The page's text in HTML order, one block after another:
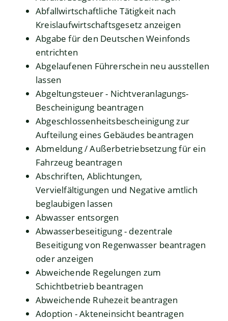
Abfallwirtschaftliche Tätigkeit nach
Kreislaufwirtschaftsgesetz anzeigen
Abgabe für den Deutschen Weinfonds
entrichten
Abgelaufenen Führerschein neu ausstellen
lassen
Abgeltungsteuer - Nichtveranlagungs-
Bescheinigung beantragen
Abgeschlossenheitsbescheinigung zur
Aufteilung eines Gebäudes beantragen
Abmeldung / Außerbetriebsetzung für ein
Fahrzeug beantragen
Abschriften, Ablichtungen,
Vervielfältigungen und Negative amtlich
beglaubigen lassen
Abwasser entsorgen
Abwasserbeseitigung - dezentrale
Beseitigung von Regenwasser beantragen
oder anzeigen
Abweichende Regelungen zum
Schichtbetrieb beantragen
Abweichende Ruhezeit beantragen
Adoption - Akteneinsicht beantragen